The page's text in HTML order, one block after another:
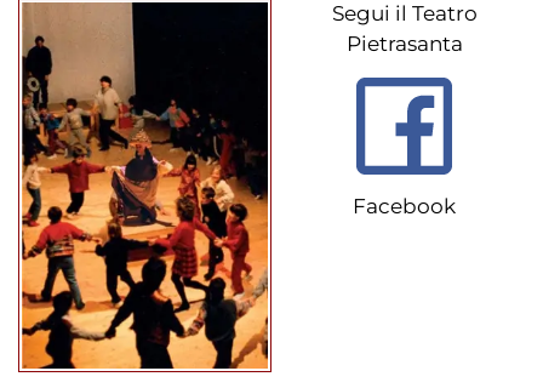
Segui il Teatro
Pietrasanta
Facebook